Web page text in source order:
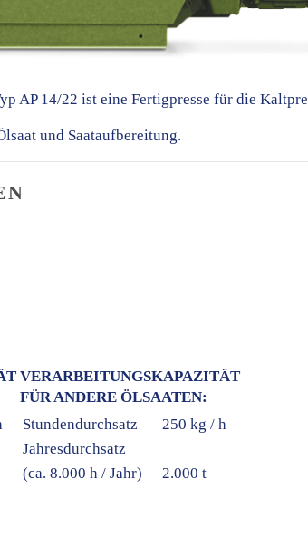
AP 14/22 ist eine Fertigpresse für die
und Saataufbereitung.
VERARBEITUNGSKAPAZITÄT
FÜR ANDERE ÖLSAATEN:
Stundendurchsatz
250 kg / h
Jahresdurchsatz
(ca. 8.000 h / Jahr)
2.000 t